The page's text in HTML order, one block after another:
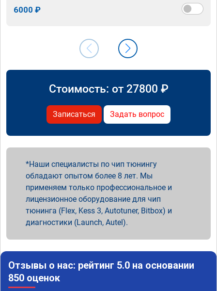
6000 ₽
Стоимость: от 27800 ₽
Записаться Задать вопрос
Наши специалисты по чип тюнингу
обладают опытом более 8 лет. Мы
применяем только профессиональное и
лицензионное оборудование для чип
тюнинга (Flex, Kess 3, Autotuner, Bitbox) и
диагностики (Launch, Autel).
Отзывы о нас: рейтинг 5.0 на основании
850 оценок